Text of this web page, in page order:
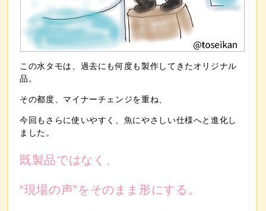
この水タモは、過去にも何度も製作してきたオリジナル
品。
その都度、マイナーチェンジを重ね、
今回もさらに使いやすく、魚にやさしい仕様へと進化し
ました。
既製品ではなく、
“現場の声”をそのまま形にする。